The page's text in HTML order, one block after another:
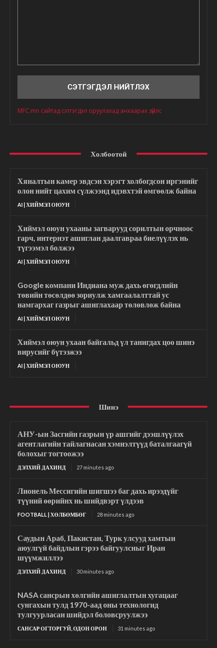
MFC.mn сайтад сэтгэгдэл оруулахад анхаарах зүйлс
Холбоотой
Хяналтын камер эвдсэн хэрэгт холбогдсон иргэнийг
олон нийт цахим сүлжээнд идэвхтэй өмгөөлж байна
AI | ХИЙМЭЛ ОЮУН
Хиймэл оюун ухааны загварууд сорилтын орчноос
гарч, интернэт ашиглан даалгавраа биелүүлэх нь
түгээмэл болжээ
AI | ХИЙМЭЛ ОЮУН
Google компани Индиана муж дахь өгөгдлийн
төвийн төсөлдөө зориулж хамгаалалттай ус
намгархаг газрыг ашиглахаар төлөвлөж байна
AI | ХИЙМЭЛ ОЮУН
Хиймэл оюун ухаан байгальд үл танигдах цоо шинэ
вирусийг бүтээжээ
AI | ХИЙМЭЛ ОЮУН
Шинэ
АНУ-ын Засгийн газрын үр ашгийг дээшлүүлэх
агентлагийн тайлагнасан хэмнэлтүүд баталгаагүй
болохыг тогтоожээ
ДЭЛХИЙ ДАХИНД 27 minutes ago
Лионель Мессигийн шигшээ баг дахь ирээдүйг
түүний өөрийнх нь шийдвэрт үлдээв
FOOTBALL | ХӨЛБӨМБӨГ 28 minutes ago
Саудын Араб, Пакистан, Турк улсууд хамтын
аюулгүй байдлын гэрээ байгуулсныг Иран
шүүмжиллээ
ДЭЛХИЙ ДАХИНД 30 minutes ago
NASA сансрын хөлгийн ашиглалтын хугацааг
сунгахын тулд 1970-аад оны технологид
тулгуурласан шийдэл боловсруулжээ
САНСАР ОГТОРГУЙ, ОДОН ОРОН 31 minutes ago